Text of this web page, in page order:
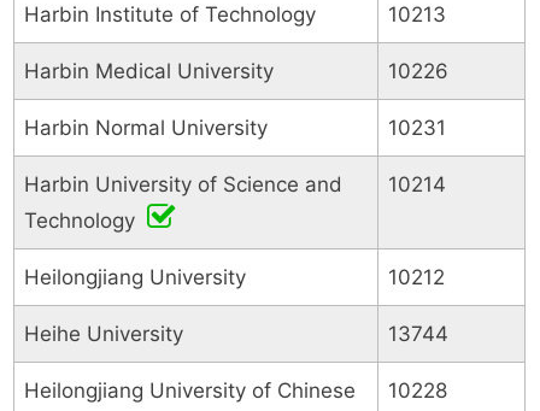
Harbin Institute of Technology 10213
Harbin Medical University 10226
Harbin Normal University 10231
Harbin University of Science and
Technology
10214
Heilongjiang University 10212
Heihe University 13744
Heilongjiang University of Chinese
10228